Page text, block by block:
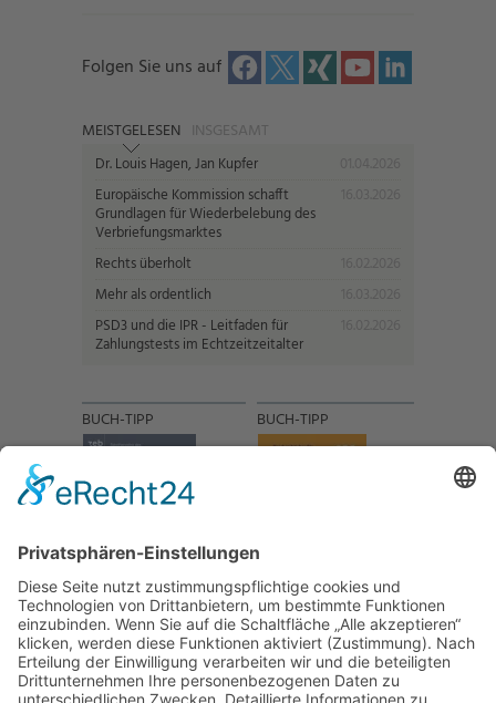
Folgen Sie uns auf
MEISTGELESEN INSGESAMT
Dr. Louis Hagen, Jan Kupfer
Europäische Kommission schafft
Grundlagen für Wiederbelebung des
Verbriefungsmarktes
Rechts überholt
Mehr als ordentlich
PSD3 und die IPR - Leitfaden für
Zahlungstests im Echtzeitzeitalter
BUCH-TIPP BUCH-TIPP